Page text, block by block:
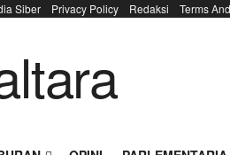
Siber Privacy Policy Redaksi Terms